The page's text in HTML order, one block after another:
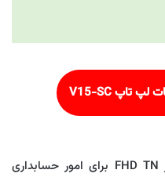
لپ تاپV15-SC
این لپ تاپ IdeaPad 3 با نمایشگر FHD TN برای امور حسابداری